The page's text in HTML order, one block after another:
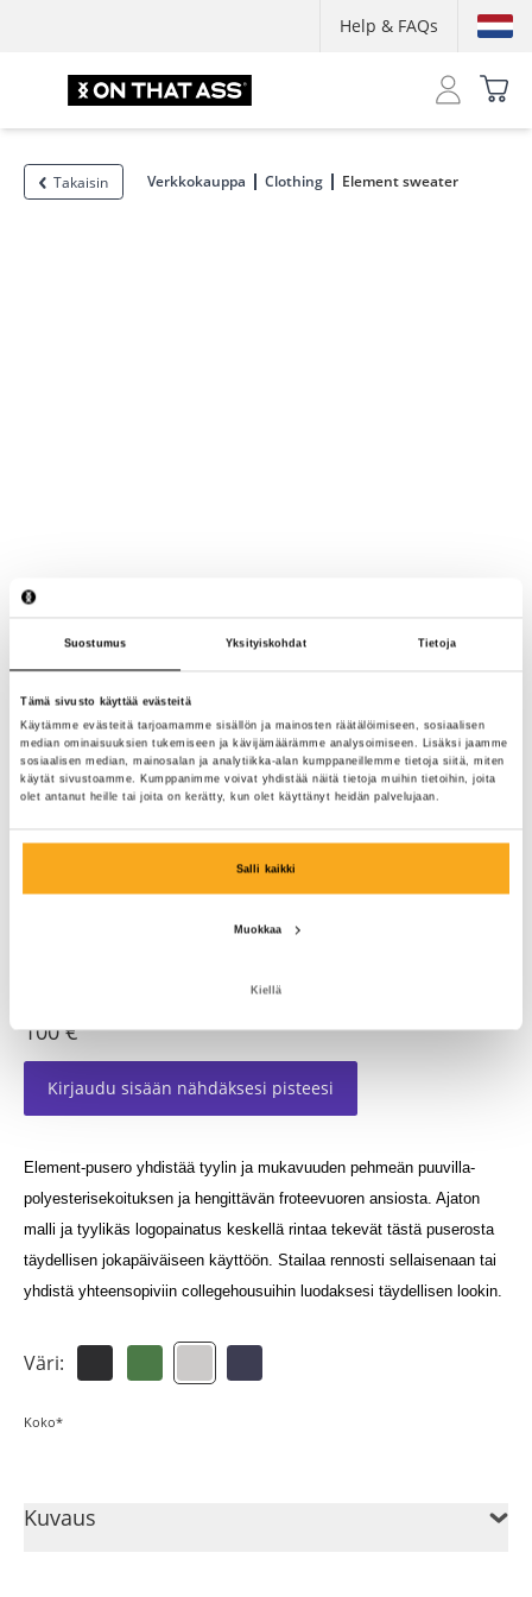
Suostumus Yksityiskohdat Tietoja
Tämä sivusto käyttää evästeitä
Käytämme evästeitä tarjoamamme sisällön ja mainosten räätälöimiseen, sosiaalisen
median ominaisuuksien tukemiseen ja kävijämäärämme analysoimiseen. Lisäksi jaamme
sosiaalisen median, mainosalan ja analytiikka-alan kumppaneillemme tietoja siitä, miten
käytät sivustoamme. Kumppanimme voivat yhdistää näitä tietoja muihin tietoihin, joita
olet antanut heille tai joita on kerätty, kun olet käyttänyt heidän palvelujaan.
Salli kaikki
Muokkaa
Kiellä
Help & FAQs
Takaisin Verkkokauppa Clothing Element sweater
100 €
Kirjaudu sisään nähdäksesi pisteesi
Element-pusero yhdistää tyylin ja mukavuuden pehmeän puuvilla-
polyesterisekoituksen ja hengittävän froteevuoren ansiosta. Ajaton
malli ja tyylikäs logopainatus keskellä rintaa tekevät tästä puserosta
täydellisen jokapäiväiseen käyttöön. Stailaa rennosti sellaisenaan tai
yhdistä yhteensopiviin collegehousuihin luodaksesi täydellisen lookin.
Väri:
Koko*
Kuvaus